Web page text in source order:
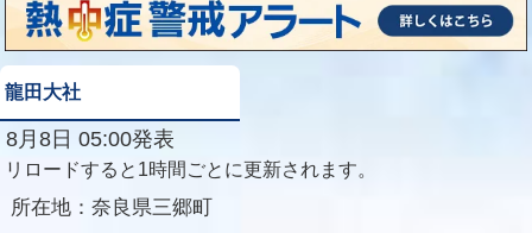
龍田大社
8月8日 05:00発表
リロードすると1時間ごとに更新されます。
所在地： 奈良県三郷町